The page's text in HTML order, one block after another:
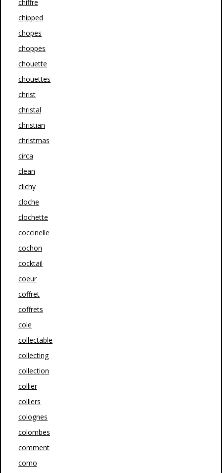
chiffre
chipped
chopes
choppes
chouette
chouettes
christ
christal
christian
christmas
circa
clean
clichy
cloche
clochette
coccinelle
cochon
cocktail
coeur
coffret
coffrets
cole
collectable
collecting
collection
collier
colliers
colognes
colombes
comment
como